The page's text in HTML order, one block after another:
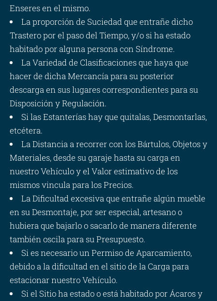
Enseres en el mismo.
La proporción de Suciedad que entrañe dicho
Trastero por el paso del Tiempo, y/o si ha estado
habitado por alguna persona con Síndrome.
La Variedad de Clasificaciones que haya que
hacer de dicha Mercancía para su posterior
descarga en sus lugares correspondientes para su
Disposición y Regulación.
Si las Estanterías hay que quitalas, Desmontarlas,
etcétera.
La Distancia a recorrer con los Bártulos, Objetos y
Materiales, desde su garaje hasta su carga en
nuestro Vehículo y el Valor estimativo de los
mismos vincula para los Precios.
La Dificultad excesiva que entrañe algún mueble
en su Desmontaje, por ser especial, artesano o
hubiera que bajarlo o sacarlo de manera diferente
también oscila para su Presupuesto.
Si es necesario un Permiso de Aparcamiento,
debido a la dificultad en el sitio de la Carga para
estacionar nuestro Vehículo.
Si el Sitio ha estado o está habitado por Ácaros y